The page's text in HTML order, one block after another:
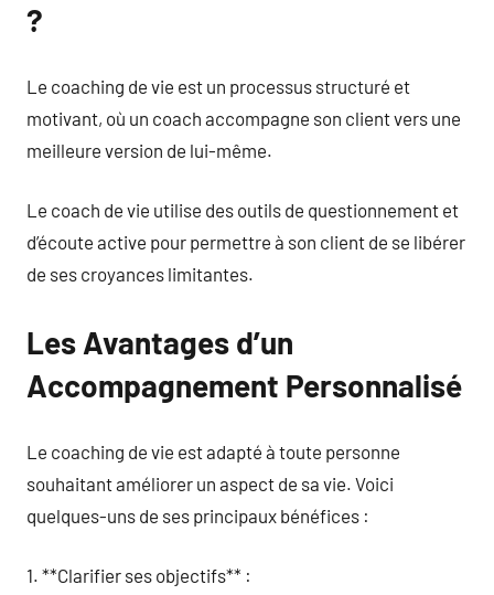
?
Le coaching de vie est un processus structuré et
motivant, où un coach accompagne son client vers une
meilleure version de lui-même.
Le coach de vie utilise des outils de questionnement et
d’écoute active pour permettre à son client de se libérer
de ses croyances limitantes.
Les Avantages d’un
Accompagnement Personnalisé
Le coaching de vie est adapté à toute personne
souhaitant améliorer un aspect de sa vie. Voici
quelques-uns de ses principaux bénéfices :
1. **Clarifier ses objectifs** :